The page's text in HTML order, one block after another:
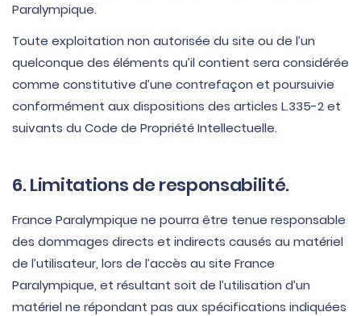
Paralympique.
Toute exploitation non autorisée du site ou de l’un
quelconque des éléments qu’il contient sera considérée
comme constitutive d’une contrefaçon et poursuivie
conformément aux dispositions des articles L.335-2 et
suivants du Code de Propriété Intellectuelle.
6. Limitations de responsabilité.
France Paralympique ne pourra être tenue responsable
des dommages directs et indirects causés au matériel
de l’utilisateur, lors de l’accès au site France
Paralympique, et résultant soit de l’utilisation d’un
matériel ne répondant pas aux spécifications indiquées